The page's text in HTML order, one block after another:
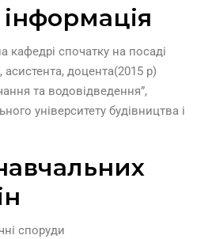
кафедрі спочатку на посаді
асистента, доцента(2015 р)
та водовідведення”,
університету будівництва і
споруди